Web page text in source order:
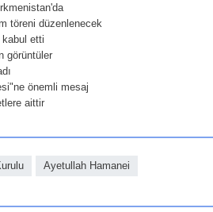
töreni düzenlenecek
etti
görüntüler
önemli mesaj
aittir
Ayetullah Hamanei